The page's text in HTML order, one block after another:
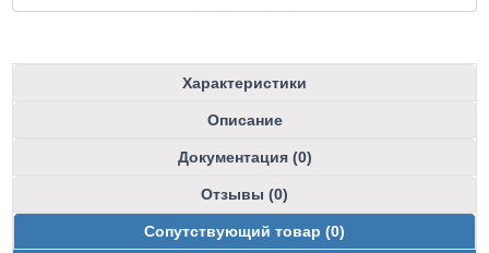
Характеристики
Описание
Документация (0)
Отзывы (0)
Сопутствующий товар (0)